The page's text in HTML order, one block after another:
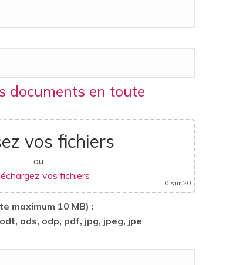
documents en toute
vos fichiers
ou
vos fichiers
0sur 20
maximum 10 MB) :
ods, odp, pdf, jpg, jpeg, jpe